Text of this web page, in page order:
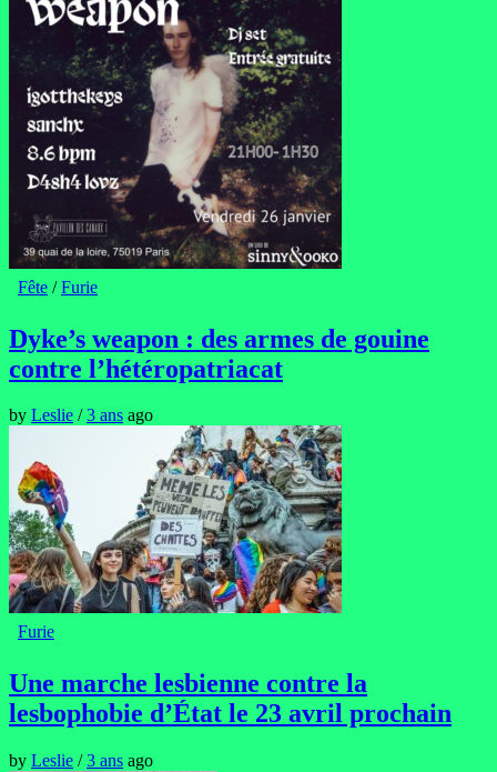
Fête /Furie
Dyke’s weapon : des armes de gouine
contre l’hétéropatriacat
by Leslie /3 ans ago
Furie
Une marche lesbienne contre la
lesbophobie d’État le 23 avril prochain
by Leslie /3 ans ago